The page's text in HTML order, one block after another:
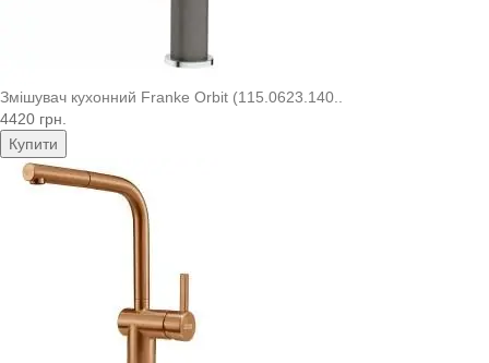
Змішувач кухонний Franke Orbit (115.0623.140..
4420 грн.
Купити